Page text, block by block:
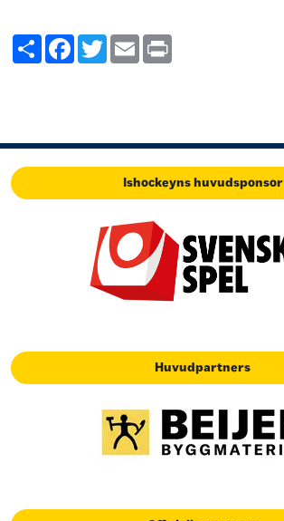
ShareFacebook
TwitterEmail
Ishockeyns huvudsponsor
Huvudpartners